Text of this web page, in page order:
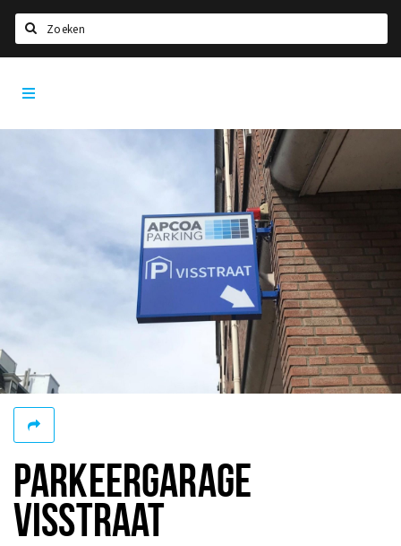
Home
Agenda
Leuke tips & trends
Slapen
Recreatief
Winkelgebieden
Parkeren
PARKEERGARAGE
VISSTRAAT